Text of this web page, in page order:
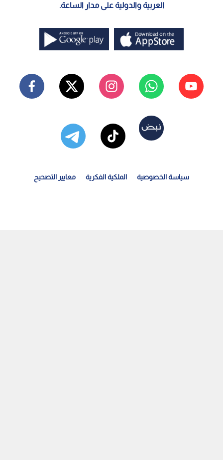
العربية والدولية على مدار الساعة.
سياسة الخصوصية الملكية الفكرية معايير التصحيح